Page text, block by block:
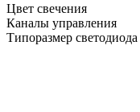
Цвет свечения
Каналы управления
Типоразмер светодиода